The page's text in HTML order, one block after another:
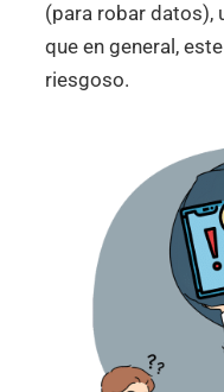
(para robar datos),
que en general,
riesgoso.